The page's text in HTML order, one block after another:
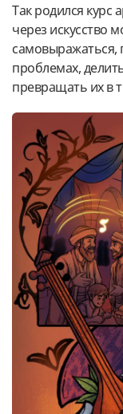
Так родился курс
через искусство
самовыражаться,
проблемах,
превращать их в